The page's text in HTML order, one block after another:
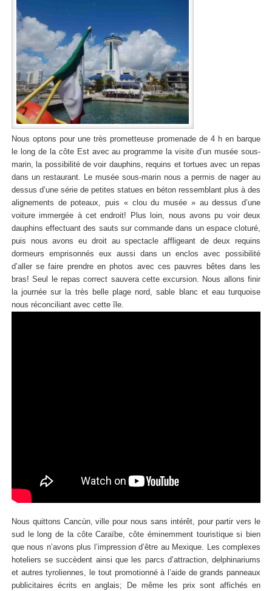
Nous optons pour une très prometteuse promenade de 4 h en barque
le long de la côte Est avec au programme la visite d’un musée sous-
marin, la possibilité de voir dauphins, requins et tortues avec un repas
dans un restaurant. Le musée sous-marin nous a permis de nager au
dessus d’une série de petites statues en béton ressemblant plus à des
alignements de poteaux, puis « clou du musée » au dessus d’une
voiture immergée à cet endroit! Plus loin, nous avons pu voir deux
dauphins effectuant des sauts sur commande dans un espace cloturé,
puis nous avons eu droit au spectacle affligeant de deux requins
dormeurs emprisonnés eux aussi dans un enclos avec possibilité
d’aller se faire prendre en photos avec ces pauvres bêtes dans les
bras! Seul le repas correct sauvera cette excursion. Nous allons finir
la journée sur la très belle plage nord, sable blanc et eau turquoise
nous réconciliant avec cette île.
Nous quittons Cancùn, ville pour nous sans intérêt, pour partir vers le
sud le long de la côte Caraïbe, côte éminemment touristique si bien
que nous n’avons plus l’impression d’être au Mexique. Les complexes
hoteliers se succèdent ainsi que les parcs d’attraction, delphinariums
et autres tyroliennes, le tout promotionné à l’aide de grands panneaux
publicitaires écrits en anglais; De même les prix sont affichés en